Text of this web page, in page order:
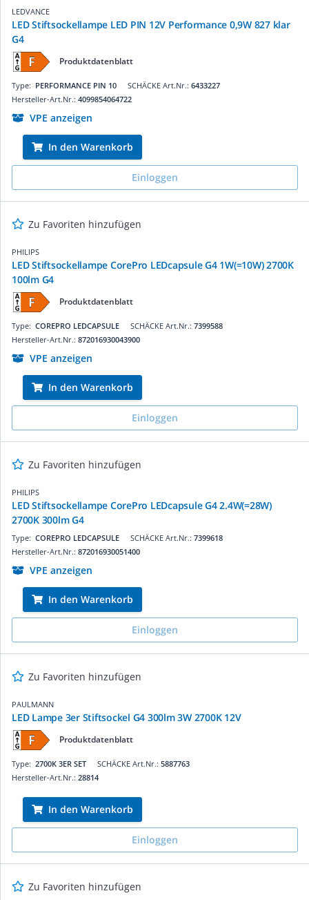
LEDVANCE
LED Stiftsockellampe LED PIN 12V Performance 0,9W 827 klar
G4
Produktdatenblatt
SCHÄCKE Art.Nr.: 6433227
Type: PERFORMANCE PIN 10
Hersteller-Art.Nr.: 4099854064722
VPE anzeigen
In den Warenkorb
Einloggen
Zu Favoriten hinzufügen
PHILIPS
LED Stiftsockellampe CorePro LEDcapsule G4 1W(=10W) 2700K
100lm G4
Produktdatenblatt
SCHÄCKE Art.Nr.: 7399588
Type: COREPRO LEDCAPSULE
Hersteller-Art.Nr.: 872016930043900
VPE anzeigen
In den Warenkorb
Einloggen
Zu Favoriten hinzufügen
PHILIPS
LED Stiftsockellampe CorePro LEDcapsule G4 2.4W(=28W)
2700K 300lm G4
SCHÄCKE Art.Nr.: 7399618
Type: COREPRO LEDCAPSULE
Hersteller-Art.Nr.: 872016930051400
VPE anzeigen
In den Warenkorb
Einloggen
Zu Favoriten hinzufügen
PAULMANN
LED Lampe 3er Stiftsockel G4 300lm 3W 2700K 12V
Produktdatenblatt
SCHÄCKE Art.Nr.: 5887763
Type: 2700K 3ER SET
Hersteller-Art.Nr.: 28814
In den Warenkorb
Einloggen
Zu Favoriten hinzufügen